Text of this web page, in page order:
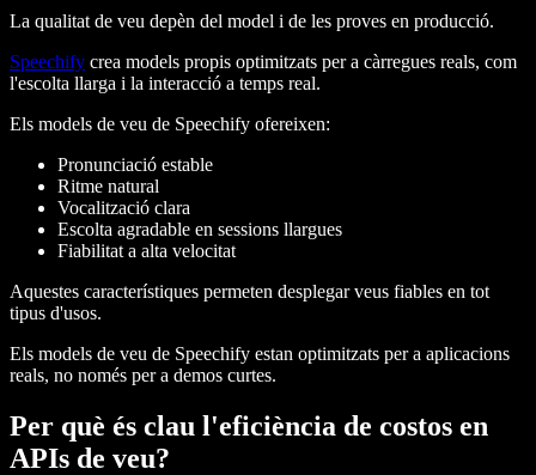
La qualitat de veu depèn del model i de les proves en producció.
Speechify crea models propis optimitzats per a càrregues reals, com
l'escolta llarga i la interacció a temps real.
Els models de veu de Speechify ofereixen:
Pronunciació estable
Ritme natural
Vocalització clara
Escolta agradable en sessions llargues
Fiabilitat a alta velocitat
Aquestes característiques permeten desplegar veus fiables en tot
tipus d'usos.
Els models de veu de Speechify estan optimitzats per a aplicacions
reals, no només per a demos curtes.
Per què és clau l'eficiència de costos en
APIs de veu?